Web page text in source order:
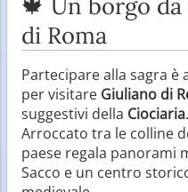
di Roma
Partecipare alla sagra è
per visitare Giuliano di
suggestivi della Ciociaria.
Arroccato tra le colline
paese regala panorami
Sacco e un centro